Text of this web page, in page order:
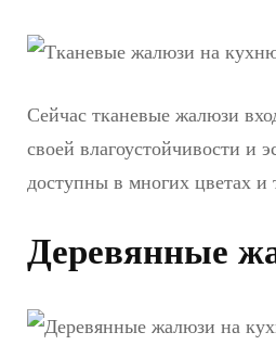
Сейчас тканевые жалюзи
своей влагоустойчивости и
доступны в многих цветах и
Деревянные